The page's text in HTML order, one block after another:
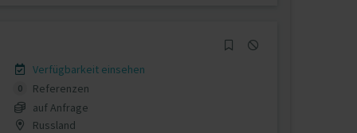
Verfügbarkeit einsehen
0
Referenzen
auf Anfrage
Russland